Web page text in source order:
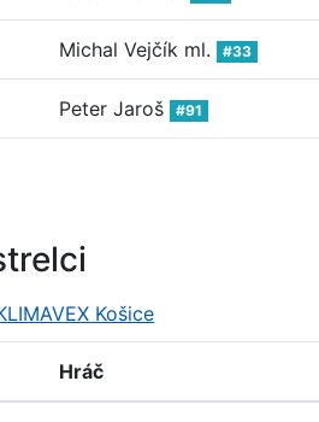
Michal Vejčík ml. #33
Peter Jaroš #91
Košice
Hráč